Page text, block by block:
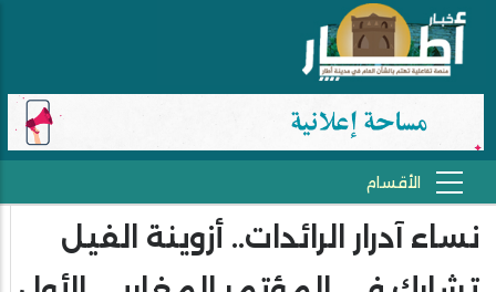
نساء آدرار الرائدات.. أزوينة الفيل